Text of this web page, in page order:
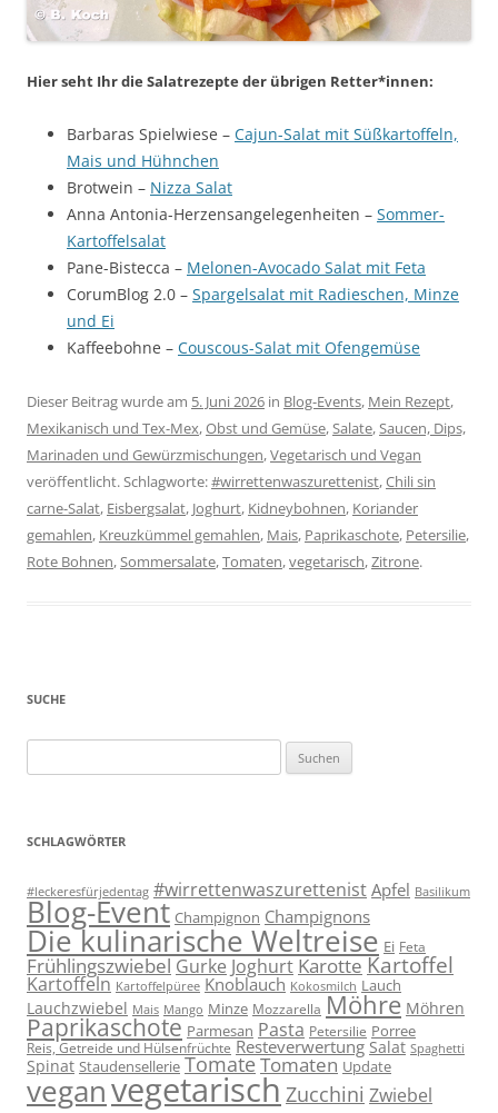
Hier seht Ihr die Salatrezepte der übrigen Retter*innen:
Barbaras Spielwiese – Cajun-Salat mit Süßkartoffeln,
Mais und Hühnchen
Brotwein – Nizza Salat
Anna Antonia-Herzensangelegenheiten – Sommer-
Kartoffelsalat
Pane-Bistecca – Melonen-Avocado Salat mit Feta
CorumBlog 2.0 – Spargelsalat mit Radieschen, Minze
und Ei
Kaffeebohne – Couscous-Salat mit Ofengemüse
Dieser Beitrag wurde am 5. Juni 2026 in Blog-Events, Mein Rezept,
Mexikanisch und Tex-Mex,Obst und Gemüse,Salate,Saucen, Dips,
Marinaden und Gewürzmischungen,Vegetarisch und Vegan
veröffentlicht. Schlagworte:#wirrettenwaszurettenist,Chili sin
carne-Salat, Eisbergsalat, Joghurt, Kidneybohnen, Koriander
gemahlen, Kreuzkümmel gemahlen, Mais, Paprikaschote, Petersilie,
Rote Bohnen,Sommersalate,Tomaten,vegetarisch,Zitrone.
SUCHE
nach:
SCHLAGWÖRTER
#leckeresfürjedentag #wirrettenwaszurettenist Apfel Basilikum
Blog-Event Champignon Champignons
Die kulinarische Weltreise Ei Feta
Frühlingszwiebel Gurke Joghurt Karotte Kartoffel
Kartoffeln Kartoffelpüree Knoblauch Kokosmilch Lauch
Lauchzwiebel Mais Mango Minze Mozzarella Möhre Möhren
Paprikaschote Parmesan Pasta Petersilie Porree
Reis, Getreide und Hülsenfrüchte Resteverwertung Salat Spaghetti
Spinat Staudensellerie TomateTomaten Update
veganvegetarischZucchini Zwiebel